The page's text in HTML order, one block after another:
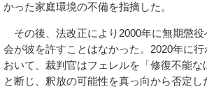
かった家庭環境の不備を指摘した。
その後、法改正により2000年に無期懲役
会が彼を許すことはなかった。2020年に
おいて、裁判官はフェレルを「修復不能な
と断じ、釈放の可能性を真っ向から否定し